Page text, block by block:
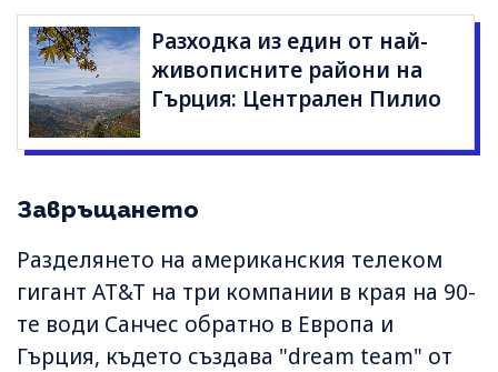
Разходка из един от най-
живописните райони на
Гърция: Централен Пилио
Завръщането
Разделянето на американския телеком
гигант AT&T на три компании в края на 90-
те води Санчес обратно в Европа и
Гърция, където създава "dream team" от